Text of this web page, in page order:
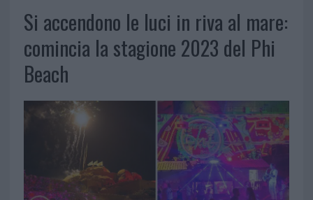
Si accendono le luci in riva al mare:
comincia la stagione 2023 del Phi
Beach